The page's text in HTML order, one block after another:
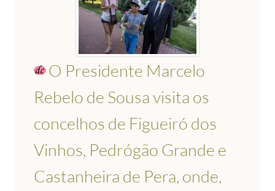
O Presidente Marcelo
Rebelo de Sousa visita os
concelhos de Figueiró dos
Vinhos, Pedrógão Grande e
Castanheira de Pera, onde,